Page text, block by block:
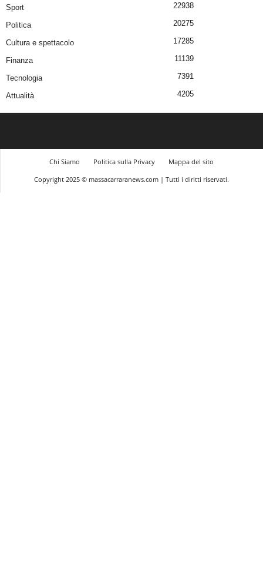
Sport 22938
Politica 20275
Cultura e spettacolo 17285
Finanza 11139
Tecnologia 7391
Attualità 4205
Chi Siamo Politica sulla Privacy
Mappa del sito
Copyright 2025 © massacarraranews.com | Tutti i diritti riservati.